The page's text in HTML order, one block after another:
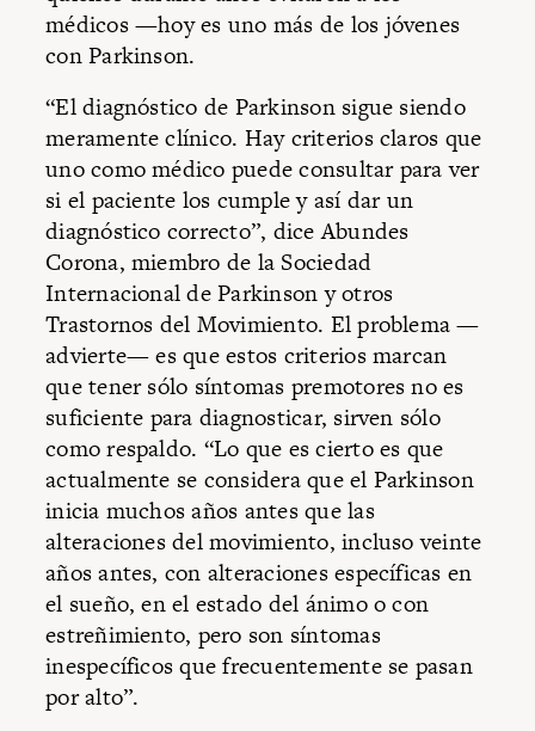
médicos —hoy es uno más de los jóvenes
con Parkinson.
“El diagnóstico de Parkinson sigue siendo
meramente clínico. Hay criterios claros que
uno como médico puede consultar para ver
si el paciente los cumple y así dar un
diagnóstico correcto”, dice Abundes
Corona, miembro de la Sociedad
Internacional de Parkinson y otros
Trastornos del Movimiento. El problema —
advierte— es que estos criterios marcan
que tener sólo síntomas premotores no es
suficiente para diagnosticar, sirven sólo
como respaldo. “Lo que es cierto es que
actualmente se considera que el Parkinson
inicia muchos años antes que las
alteraciones del movimiento, incluso veinte
años antes, con alteraciones específicas en
el sueño, en el estado del ánimo o con
estreñimiento, pero son síntomas
inespecíficos que frecuentemente se pasan
por alto”.